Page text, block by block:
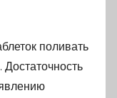
поливать
Достаточность